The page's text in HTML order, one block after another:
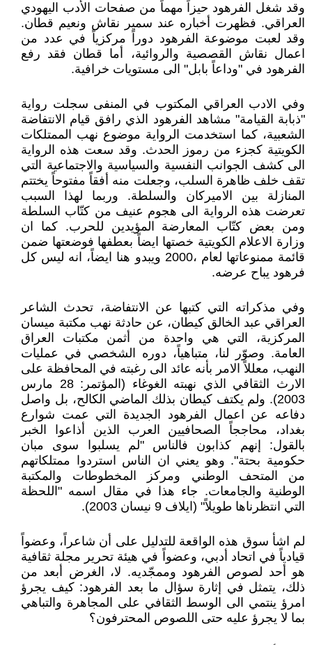
وقد شغل الفرهود حيزاً مهماً من صفحات الأدب اليهودي
العراقي. فظهرت أخباره عند سمير نقاش ونعيم قطان.
وقد لعبت موضوعة الفرهود دوراً مركزياً في عدد من
اعمال نقاش القصصية والروائية، أما قطان فقد رفع
الفرهود في "وداعاً بابل" الى مستويات خرافية.
وفي الادب العراقي المكتوب في المنفى سجلت رواية
"ذبابة القيامة" مشاهد الفرهود الذي رافق قيام الانتفاضة
الشعبية، كما استخدمت الرواية موضوع نهب الممتلكات
الكويتية كجزء من رموز الحدث. وقد سعت هذه الرواية
الى كشف الجوانب النفسية والسياسية والاجتماعية التي
تقف خلف ظاهرة السلب، وجعلت منه أفقاً مفتوحاً يختتم
المنازلة بين الاميركان والسلطة. وربما لهذا السبب
تعرضت هذه الرواية الى هجوم عنيف من كتّاب السلطة
ومن بعض كتّاب المعارضة المؤيدين للحرب. كما ان
وزارة الاعلام الكويتية خصتها ايضاً بعطفها فوضعتها ضمن
قائمة ممنوعاتها لعام ،2000 ويبدو هنا ايضاً، انه ليس كل
فرهود يباح عرضه.
وفي مذكراته التي كتبها عن الانتفاضة، تحدث الشاعر
العراقي عبد الخالق كيطان، عن حادثة نهب مكتبة ميسان
المركزية، التي هي واحدة من أثمن مكتبات العراق
العامة. وصوّر لنا، متباهياً، دوره الشخصي في عمليات
النهب، معللاً الامر بأنه عائد الى رغبته في المحافظة على
الارث الثقافي الذي نهبته الغوغاء (المؤتمر: 28 مارس
2003). ولم يكتف كيطان بذلك الماضي الكالح، بل واصل
دفاعه عن اعمال الفرهود الجديدة التي عمت شوارع
بغداد، محاججاً الصحافيين العرب الذين أذاعوا الخبر
بالقول: إنهم كذابون فالناس "لم يسلبوا سوى مبان
حكومية بحتة". وهو يعني ان الناس استردوا ممتلكاتهم
من المتحف الوطني ومركز المخطوطات والمكتبة
الوطنية والجامعات. جاء هذا في مقال اسمه "اللحظة
التي انتظرناها طويلاً" (ايلاف 9 نيسان 2003).
لم اشأ سوق هذه الواقعة للتدليل على أن شاعراً، وعضواً
قيادياً في اتحاد أدبي، وعضواً في هيئة تحرير مجلة ثقافية
هو أحد لصوص الفرهود وممجّديه. لا، الغرض أبعد من
ذلك، يتمثل في إثارة سؤال ما بعد الفرهود: كيف يجرؤ
امرؤ ينتمي الى الوسط الثقافي على المجاهرة والتباهي
بما لا يجرؤ عليه حتى اللصوص المحترفون؟